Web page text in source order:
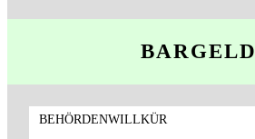
BARGELD
BEHÖRDENWILLKÜR